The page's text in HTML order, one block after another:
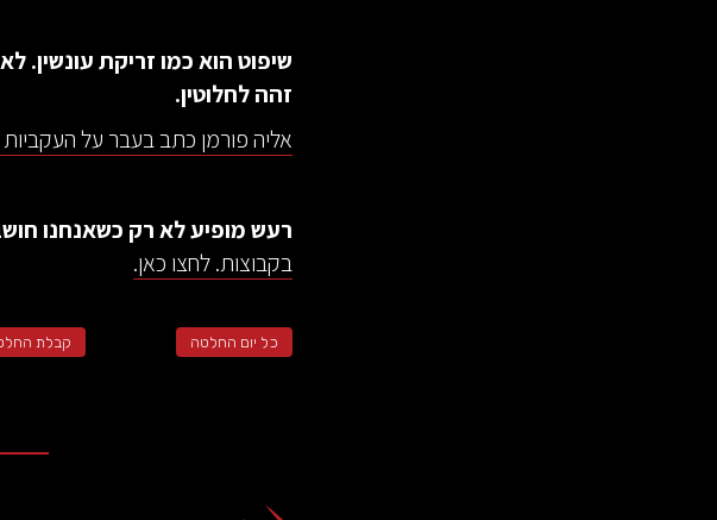
שיפוט הוא כמו זריקת עונשין.
זהה לחלוטין.
אליה פורמן כתב בעבר על העקביות
רעש מופיע לא רק כשאנחנו
בקבוצות. לחצו כאן.
כל יום החלטה קבלת